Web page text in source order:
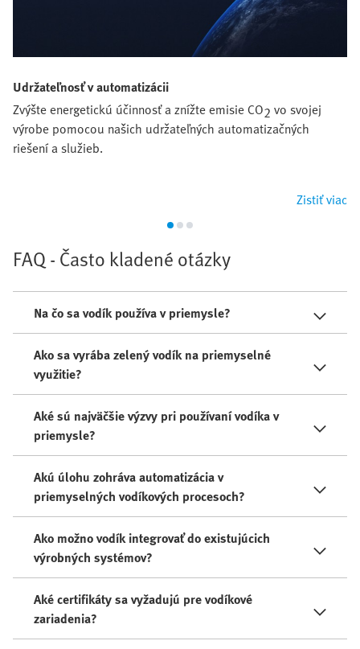
Udržateľnosť v automatizácii
Zvýšte energetickú účinnosť a znížte emisie CO2 vo svojej
výrobe pomocou našich udržateľných automatizačných
riešení a služieb.
Zistiť viac
FAQ - Často kladené otázky
Na čo sa vodík používa v priemysle?
Ako sa vyrába zelený vodík na priemyselné
využitie?
Aké sú najväčšie výzvy pri používaní vodíka v
priemysle?
Akú úlohu zohráva automatizácia v
priemyselných vodíkových procesoch?
Ako možno vodík integrovať do existujúcich
výrobných systémov?
Aké certifikáty sa vyžadujú pre vodíkové
zariadenia?